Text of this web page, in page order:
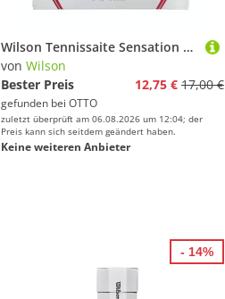
Wilson Tennissaite Sensation Control 1.30 (Kontrolle+Touch) natur 12m Set, Saitendicke: 1.30
von Wilson
Bester Preis
12,75 € 17,00 €
gefunden bei OTTO
zuletzt überprüft am 06.08.2026 um 12:04; der
Preis kann sich seitdem geändert haben.
Keine weiteren Anbieter
- 14%